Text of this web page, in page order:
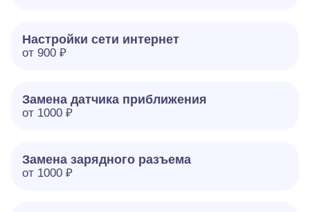
Настройки сети интернет
от 900 ₽
Замена датчика приближения
от 1000 ₽
Замена зарядного разъема
от 1000 ₽